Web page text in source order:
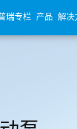
瑞专栏 产品 解决